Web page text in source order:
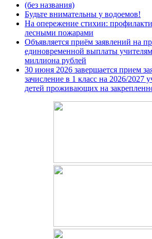
(без названия)
Будьте внимательны у водоемов!
На опережение стихии:
лесными пожарами
Объявляется приём заявлений на
единовременной выплаты
миллиона рублей
30 июня 2026 завершается прием
зачисление в 1 класс на 2026/2027
детей проживающих на